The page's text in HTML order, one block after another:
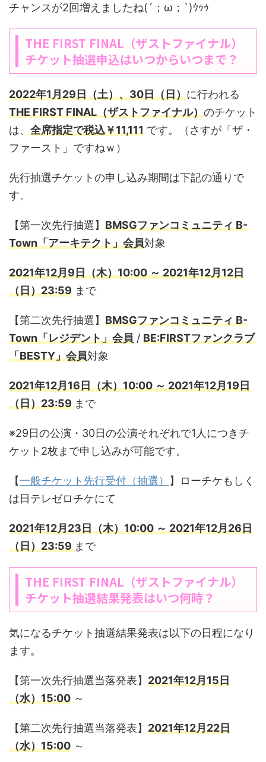
チャンスが2回増えましたね(´；ω；`)ｳｩｩ
THE FIRST FINAL（ザストファイナル）
チケット抽選申込はいつからいつまで？
2022年1月29日（土）、30日（日）に行われる
THE FIRST FINAL（ザストファイナル）のチケット
は、 全席指定で税込￥11,111 です。（さすが「ザ・
ファースト」ですねｗ）
先行抽選チケットの申し込み期間は下記の通りで
す。
【第一次先行抽選】 BMSGファンコミュニティ B-
Town「アーキテクト」会員対象
2021年12月9日（木）10:00 ～ 2021年12月12日
（日）23:59 まで
【第二次先行抽選】 BMSGファンコミュニティ B-
Town「レジデント」会員 / BE:FIRSTファンクラブ
「BESTY」会員対象
2021年12月16日（木）10:00 ～ 2021年12月19日
（日）23:59まで
※29日の公演・30日の公演それぞれで1人につきチ
ケット2枚まで申し込みが可能です。
【一般チケット先行受付（抽選） 】ローチケもしく
は日テレゼロチケにて
2021年12月23日（木）10:00 ～ 2021年12月26日
（日）23:59まで
THE FIRST FINAL（ザストファイナル）
チケット抽選結果発表はいつ何時？
気になるチケット抽選結果発表は以下の日程になり
ます。
【第一次先行抽選当落発表】 2021年12月15日
（水）15:00 ～
【第二次先行抽選当落発表】 2021年12月22日
（水）15:00 ～